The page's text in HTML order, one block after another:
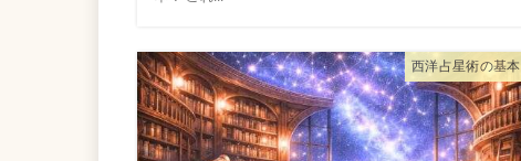
西洋占星術の基本